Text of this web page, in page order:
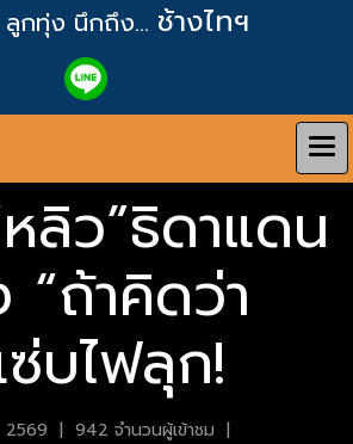
ลูกทุ่ง นึกถึง... ช้างไทฯ
ลิว”ธิดาแดน
ถ้าคิดว่า
ซ่บไฟลุก!
2569 | 942 จำนวนผู้เข้าชม |